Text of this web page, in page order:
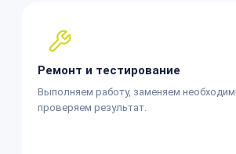
Ремонт и тестирование
Выполняем работу, заменяем
проверяем результат.